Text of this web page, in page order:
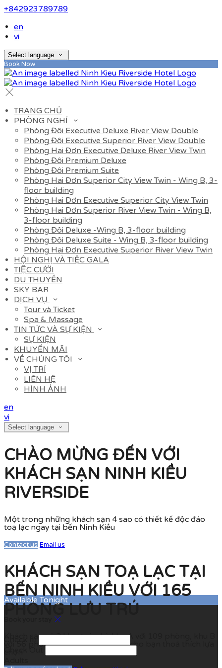
+842923789789
en
vi
Select language
Book Now
TRANG CHỦ
PHÒNG NGHỈ
Phòng Đôi Executive Deluxe River View Double
Phòng Đôi Executive Superior River View Double
Phòng Hai Đơn Executive Deluxe River View Twin
Phòng Đôi Premium Deluxe
Phòng Đôi Premium Suite
Phòng Hai Đơn Superior City View Twin - Wing B, 3-
floor building
Phòng Hai Đơn Executive Superior City View Twin
Phòng Hai Đơn Superior River View Twin - Wing B,
3-floor building
Phòng Đôi Deluxe -Wing B, 3-floor building
Phòng Đôi Deluxe Suite - Wing B, 3-floor building
Phòng Hai Đơn Executive Superior River View Twin
HỘI NGHỊ VÀ TIỆC GALA
TIỆC CƯỚI
DU THUYỀN
SKY BAR
DỊCH VỤ
Tour và Ticket
Spa & Massage
TIN TỨC VÀ SỰ KIỆN
SỰ KIỆN
KHUYẾN MÃI
VỀ CHÚNG TÔI
VỊ TRÍ
LIÊN HỆ
HÌNH ẢNH
en
vi
Select language
CHÀO MỪNG ĐẾN VỚI
KHÁCH SẠN NINH KIỀU
RIVERSIDE
Một trong những khách sạn 4 sao có thiết kế độc đáo
toạ lạc ngay tại bến Ninh Kiều
Contact us Email us
KHÁCH SẠN TOẠ LẠC TẠI
BẾN NINH KIỀU VỚI 165
PHÒNG LƯU TRÚ
Khách sạn có 2 khu, toà nhà khu A với 109 phòng, khu B
với 56 phòng với đa dạng các loại cho bạn thoả thích lựa
Available Tonight